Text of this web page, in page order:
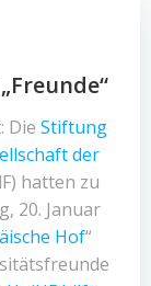
Die Stiftung
der
hatten zu
20. Januar
Hof“